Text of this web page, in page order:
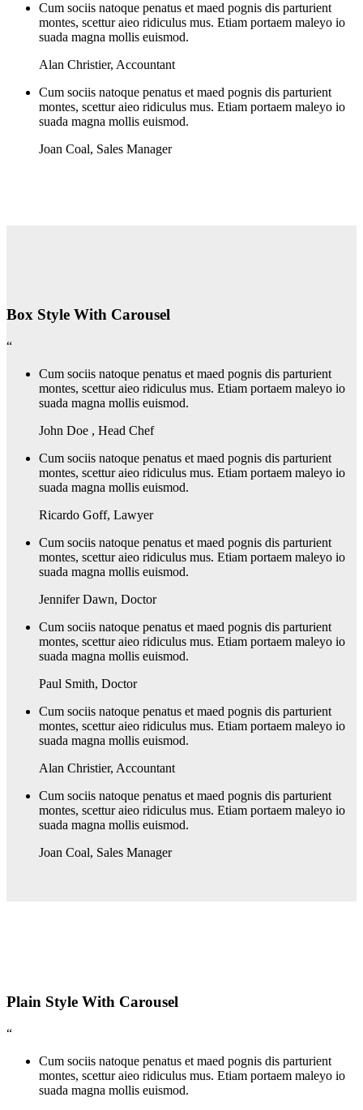
Cum sociis natoque penatus et maed pognis dis parturient
montes, scettur aieo ridiculus mus. Etiam portaem maleyo io
suada magna mollis euismod.
Alan Christier, Accountant
Cum sociis natoque penatus et maed pognis dis parturient
montes, scettur aieo ridiculus mus. Etiam portaem maleyo io
suada magna mollis euismod.
Joan Coal, Sales Manager
Box Style With Carousel
“
Cum sociis natoque penatus et maed pognis dis parturient
montes, scettur aieo ridiculus mus. Etiam portaem maleyo io
suada magna mollis euismod.
John Doe , Head Chef
Cum sociis natoque penatus et maed pognis dis parturient
montes, scettur aieo ridiculus mus. Etiam portaem maleyo io
suada magna mollis euismod.
Ricardo Goff, Lawyer
Cum sociis natoque penatus et maed pognis dis parturient
montes, scettur aieo ridiculus mus. Etiam portaem maleyo io
suada magna mollis euismod.
Jennifer Dawn, Doctor
Cum sociis natoque penatus et maed pognis dis parturient
montes, scettur aieo ridiculus mus. Etiam portaem maleyo io
suada magna mollis euismod.
Paul Smith, Doctor
Cum sociis natoque penatus et maed pognis dis parturient
montes, scettur aieo ridiculus mus. Etiam portaem maleyo io
suada magna mollis euismod.
Alan Christier, Accountant
Cum sociis natoque penatus et maed pognis dis parturient
montes, scettur aieo ridiculus mus. Etiam portaem maleyo io
suada magna mollis euismod.
Joan Coal, Sales Manager
Plain Style With Carousel
“
Cum sociis natoque penatus et maed pognis dis parturient
montes, scettur aieo ridiculus mus. Etiam portaem maleyo io
suada magna mollis euismod.